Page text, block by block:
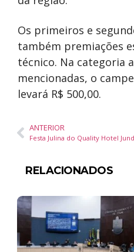
Os primeiros e
também premiações
técnico. Na categoria
mencionadas, o
levará R$ 500,00.
ANTERIOR
RELACIONADOS